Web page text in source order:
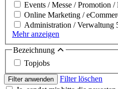
Events / Messe / Promotion /
Online Marketing /
Administration / Verwaltung
Mehr anzeigen
Bezeichnung
Topjobs
Filter anwenden
Filter löschen